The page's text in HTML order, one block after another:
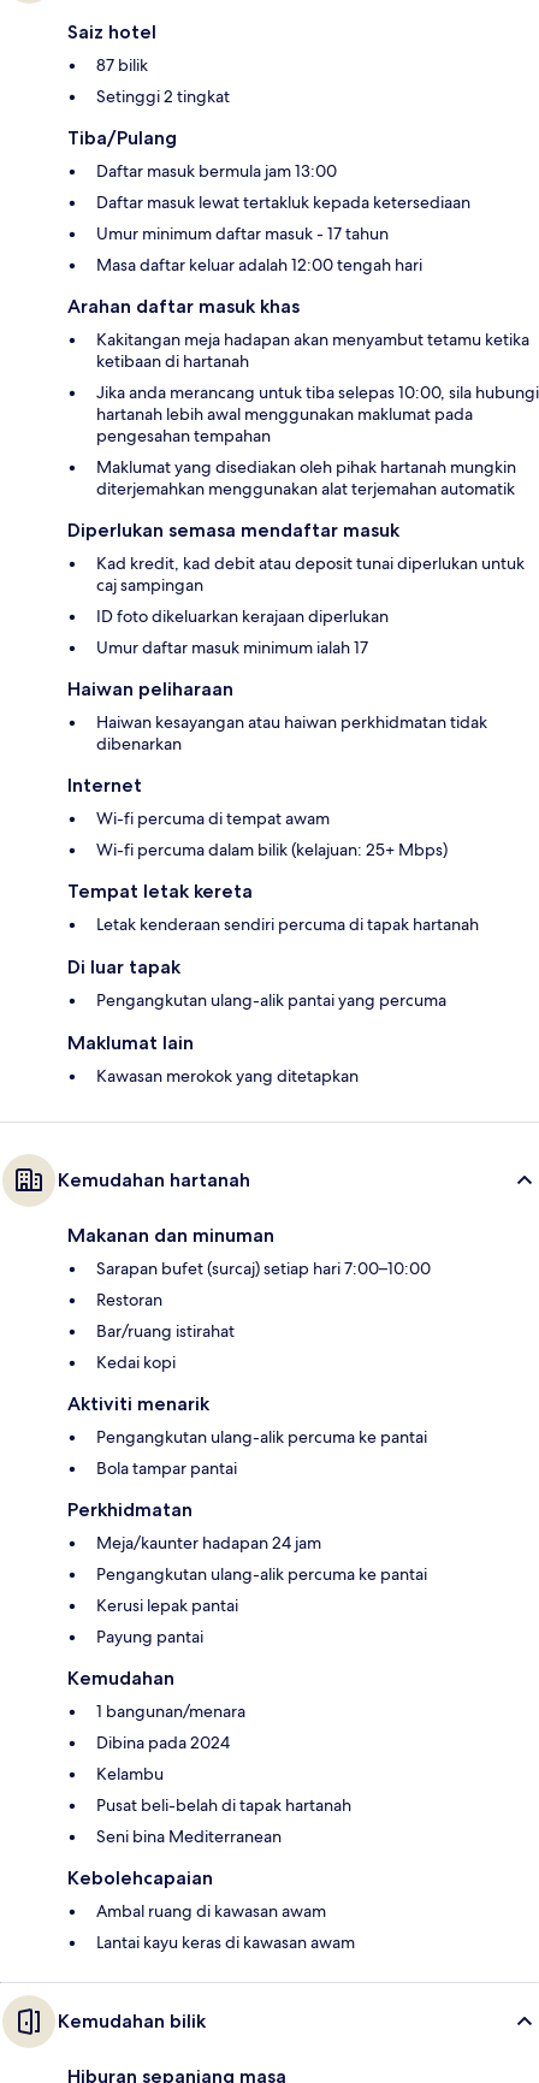
Saiz hotel
87 bilik
Setinggi 2 tingkat
Tiba/Pulang
Daftar masuk bermula jam 13:00
Daftar masuk lewat tertakluk kepada ketersediaan
Umur minimum daftar masuk - 17 tahun
Masa daftar keluar adalah 12:00 tengah hari
Arahan daftar masuk khas
Kakitangan meja hadapan akan menyambut tetamu ketika
ketibaan di hartanah
Jika anda merancang untuk tiba selepas 10:00, sila hubungi
hartanah lebih awal menggunakan maklumat pada
pengesahan tempahan
Maklumat yang disediakan oleh pihak hartanah mungkin
diterjemahkan menggunakan alat terjemahan automatik
Diperlukan semasa mendaftar masuk
Kad kredit, kad debit atau deposit tunai diperlukan untuk
caj sampingan
ID foto dikeluarkan kerajaan diperlukan
Umur daftar masuk minimum ialah 17
Haiwan peliharaan
Haiwan kesayangan atau haiwan perkhidmatan tidak
dibenarkan
Internet
Wi-fi percuma di tempat awam
Wi-fi percuma dalam bilik (kelajuan: 25+ Mbps)
Tempat letak kereta
Letak kenderaan sendiri percuma di tapak hartanah
Di luar tapak
Pengangkutan ulang-alik pantai yang percuma
Maklumat lain
Kawasan merokok yang ditetapkan
Kemudahan hartanah
Makanan dan minuman
Sarapan bufet (surcaj) setiap hari 7:00–10:00
Restoran
Bar/ruang istirahat
Kedai kopi
Aktiviti menarik
Pengangkutan ulang-alik percuma ke pantai
Bola tampar pantai
Perkhidmatan
Meja/kaunter hadapan 24 jam
Pengangkutan ulang-alik percuma ke pantai
Kerusi lepak pantai
Payung pantai
Kemudahan
1 bangunan/menara
Dibina pada 2024
Kelambu
Pusat beli-belah di tapak hartanah
Seni bina Mediterranean
Kebolehcapaian
Ambal ruang di kawasan awam
Lantai kayu keras di kawasan awam
Kemudahan bilik
Hiburan sepanjang masa